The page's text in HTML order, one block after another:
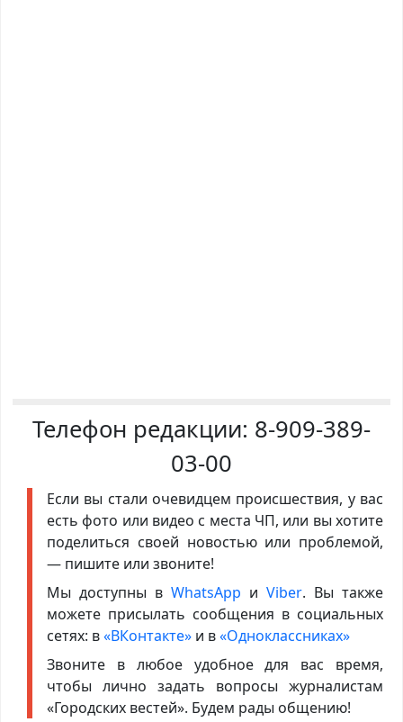
Телефон редакции: 8-909-389-
03-00
Если вы стали очевидцем происшествия, у вас
есть фото или видео с места ЧП, или вы хотите
поделиться своей новостью или проблемой,
— пишите или звоните!
Мы доступны в WhatsApp иViber. Вы также
можете присылать сообщения в социальных
сетях: в«ВКонтакте»и в«Одноклассниках»
Звоните в любое удобное для вас время,
чтобы лично задать вопросы журналистам
«Городских вестей». Будем рады общению!